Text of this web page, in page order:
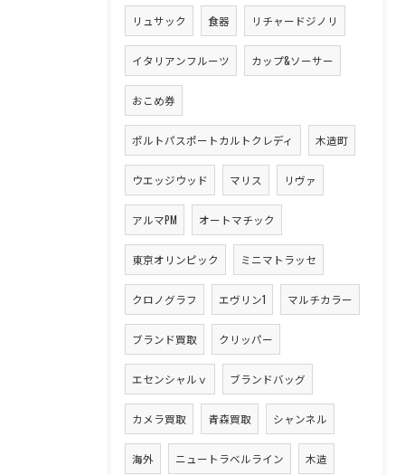
リュサック 食器 リチャードジノリ
イタリアンフルーツ カップ&ソーサー
おこめ券
ポルトパスポートカルトクレディ 木造町
ウエッジウッド マリス リヴァ
アルマPM オートマチック
東京オリンピック ミニマトラッセ
クロノグラフ エヴリン1 マルチカラー
ブランド買取 クリッパー
エセンシャルｖ ブランドバッグ
カメラ買取 青森買取 シャンネル
海外 ニュートラベルライン 木造